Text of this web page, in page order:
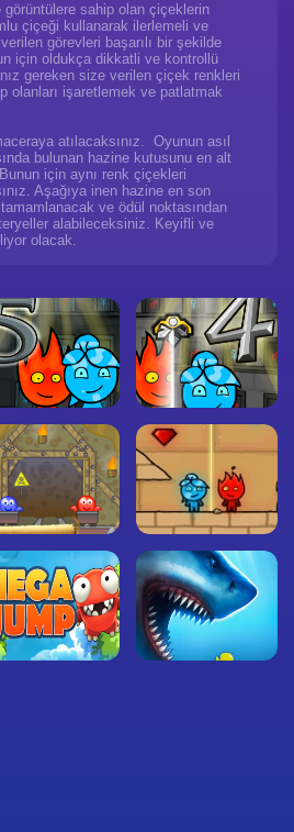
görüntülere sahip olan çiçeklerin
çiçeği kullanarak ilerlemeli ve
görevleri başarılı bir şekilde
için oldukça dikkatli ve kontrollü
gereken size verilen çiçek renkleri
olanları işaretlemek ve patlatmak
atılacaksınız. Oyunun asıl
bulunan hazine kutusunu en alt
için aynı renk çiçekleri
Aşağıya inen hazine en son
ve ödül noktasından
alabileceksiniz. Keyifli ve
olacak.